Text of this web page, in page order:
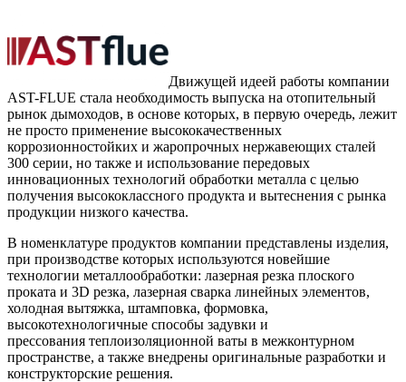
Движущей идеей работы компании
AST-FLUE стала необходимость выпуска на отопительный
рынок дымоходов, в основе которых, в первую очередь, лежит
не просто применение высококачественных
коррозионностойких и жаропрочных нержавеющих сталей
300 серии, но также и использование передовых
инновационных технологий обработки металла с целью
получения высококлассного продукта и вытеснения с рынка
продукции низкого качества.
В номенклатуре продуктов компании представлены изделия,
при производстве которых используются новейшие
технологии металлообработки: лазерная резка плоского
проката и 3D резка, лазерная сварка линейных элементов,
холодная вытяжка, штамповка, формовка,
высокотехнологичные способы задувки и
прессования теплоизоляционной ваты в межконтурном
пространстве, а также внедрены оригинальные разработки и
конструкторские решения.